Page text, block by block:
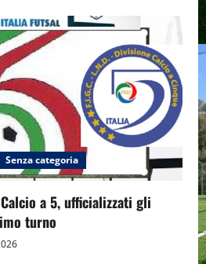
Senza categoria
a 5, ufficializzati gli
turno